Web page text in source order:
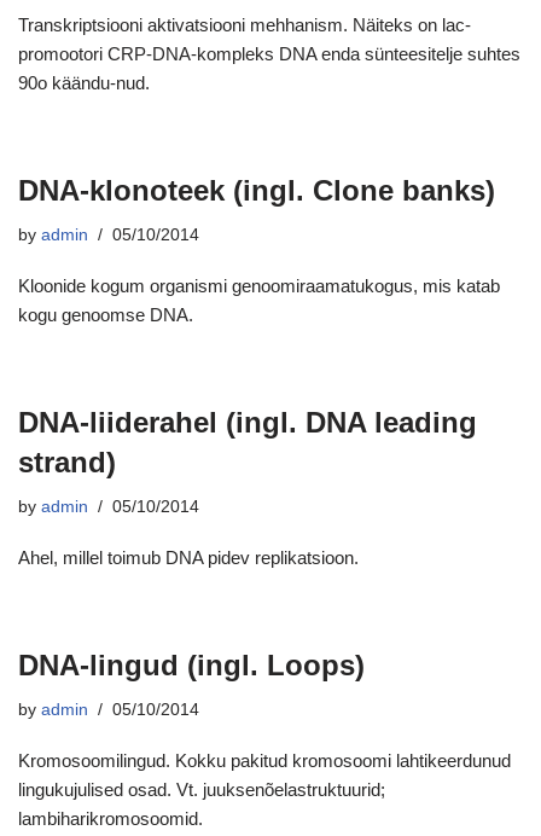
Transkriptsiooni aktivatsiooni mehhanism. Näiteks on lac-
promootori CRP-DNA-kompleks DNA enda sünteesitelje suhtes
90o käändu-nud.
DNA-klonoteek (ingl. Clone banks)
by admin 05/10/2014
Kloonide kogum organismi genoomiraamatukogus, mis katab
kogu genoomse DNA.
DNA-liiderahel (ingl. DNA leading
strand)
by admin 05/10/2014
Ahel, millel toimub DNA pidev replikatsioon.
DNA-lingud (ingl. Loops)
by admin 05/10/2014
Kromosoomilingud. Kokku pakitud kromosoomi lahtikeerdunud
lingukujulised osad. Vt. juuksenõelastruktuurid;
lambiharikromosoomid.